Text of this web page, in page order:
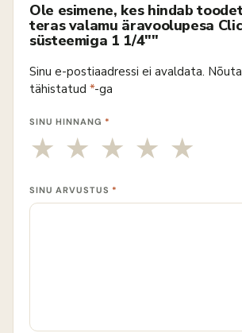
Ole esimene, kes hindab
teras valamu äravoolupesa
süsteemiga 1 1/4″"
Sinu e-postiaadressi ei avaldata.
tähistatud *-ga
SINU HINNANG *
SINU ARVUSTUS *